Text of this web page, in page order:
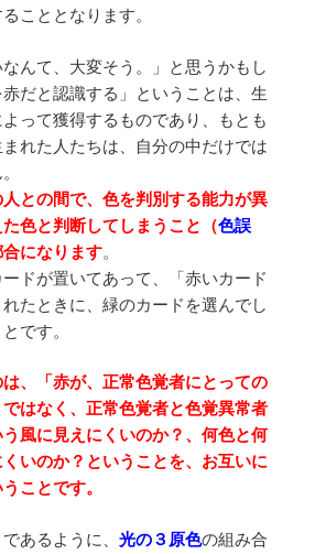
こととなります。
なんて、大変そう。」と思うかもし
だと認識する」ということは、生
って獲得するものであり、もとも
れた人たちは、自分の中だけでは
との間で、色を判別する能力が異
色と判断してしまうこと（色誤
になります。
ドが置いてあって、「赤いカード
たときに、緑のカードを選んでし
です。
、「赤が、正常色覚者にとっての
はなく、正常色覚者と色覚異常者
風に見えにくいのか？、何色と何
いのか？ということを、お互いに
ことです。
あるように、 光の３原色の組み合